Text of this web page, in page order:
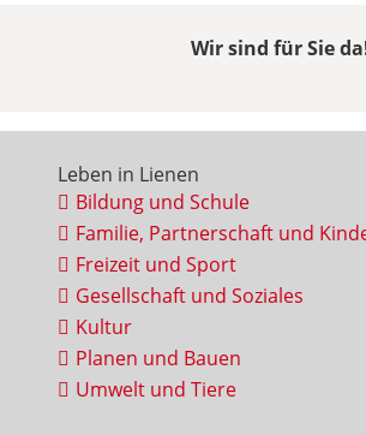
Wir sind für Sie
Leben in Lienen
Bildung und Schule
Familie, Partnerschaft und
Freizeit und Sport
Gesellschaft und Soziales
Kultur
Planen und Bauen
Umwelt und Tiere